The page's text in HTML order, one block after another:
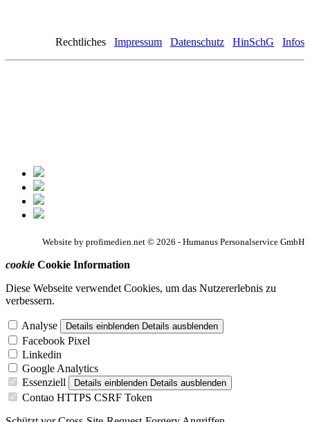
Rechtliches Impressum Datenschutz HinSchG Infos
Website by profimedien.net © 2026 - Humanus Personalservice GmbH
cookie Cookie Information
Diese Webseite verwendet Cookies, um das Nutzererlebnis zu
verbessern.
Analyse Details einblenden Details ausblenden
Facebook Pixel
Linkedin
Google Analytics
Essenziell
Details einblenden Details ausblenden
Contao HTTPS CSRF Token